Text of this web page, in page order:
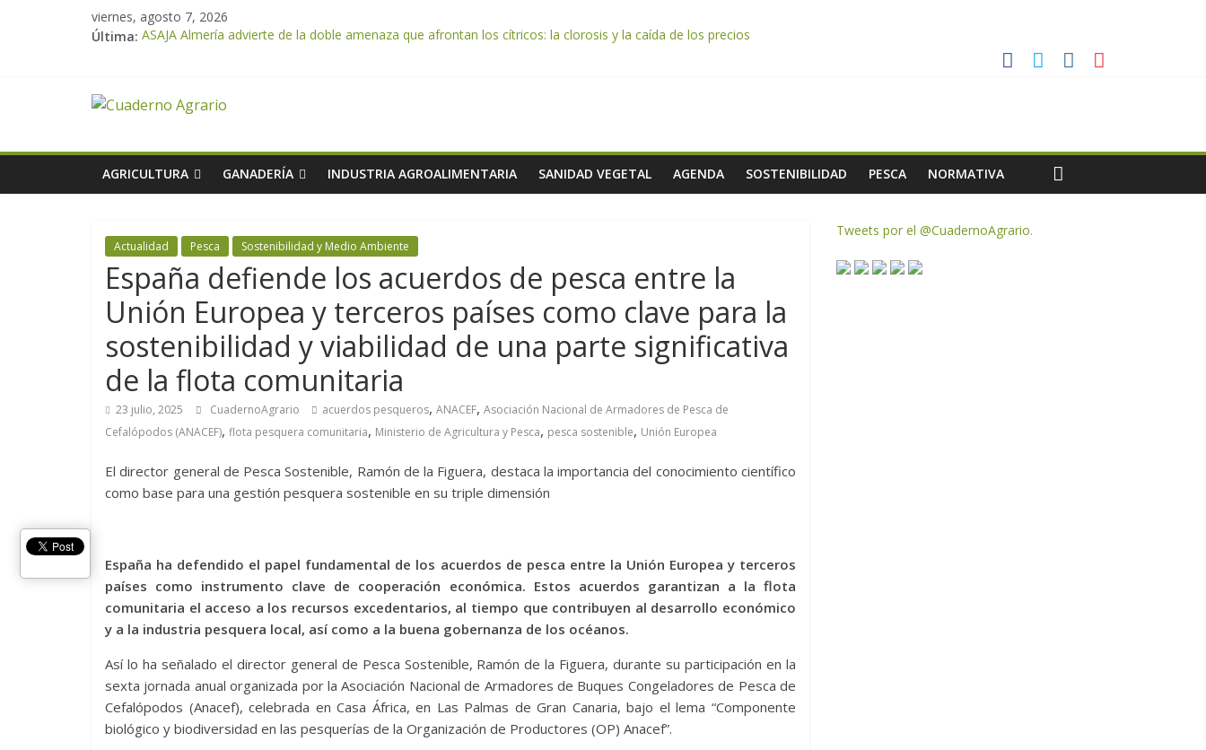
viernes, agosto 7, 2026
Última: ASAJA Almería advierte de la doble amenaza que afrontan los cítricos: la clorosis y la caída de los precios
ASAJA Almería: las primeras recolecciones de almendra confirman una cosecha desigual marcada por las inclemencias meteorológicas y la incertidumbre en los precios
VÍDEO: Promoción y difusión de los valores de los alimentos de origen cooperativo en escuelas de hostelería
Cooperativas Agro-alimentarias de Andalucía celebra la activación del mecanismo de regulación de oferta de aceite de oliva para la próxima campaña
AGRICULTURA GANADERÍA INDUSTRIA AGROALIMENTARIA SANIDAD VEGETAL AGENDA SOSTENIBILIDAD PESCA NORMATIVA
Actualidad Pesca Sostenibilidad y Medio Ambiente
España defiende los acuerdos de pesca entre la
Unión Europea y terceros países como clave para la
sostenibilidad y viabilidad de una parte significativa
de la flota comunitaria
23 julio, 2025 CuadernoAgrario acuerdos pesqueros, ANACEF, Asociación Nacional de Armadores de Pesca de
Cefalópodos (ANACEF), flota pesquera comunitaria, Ministerio de Agricultura y Pesca, pesca sostenible, Unión Europea
El director general de Pesca Sostenible, Ramón de la Figuera, destaca la importancia del conocimiento científico
como base para una gestión pesquera sostenible en su triple dimensión
España ha defendido el papel fundamental de los acuerdos de pesca entre la Unión Europea y terceros
países como instrumento clave de cooperación económica. Estos acuerdos garantizan a la flota
comunitaria el acceso a los recursos excedentarios, al tiempo que contribuyen al desarrollo económico
y a la industria pesquera local, así como a la buena gobernanza de los océanos.
Así lo ha señalado el director general de Pesca Sostenible, Ramón de la Figuera, durante su participación en la
sexta jornada anual organizada por la Asociación Nacional de Armadores de Buques Congeladores de Pesca de
Cefalópodos (Anacef), celebrada en Casa África, en Las Palmas de Gran Canaria, bajo el lema “Componente
biológico y biodiversidad en las pesquerías de la Organización de Productores (OP) Anacef”.
Tweets por el @CuadernoAgrario.